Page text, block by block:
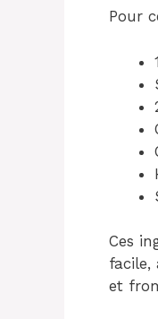
Pour
Ces
facile,
et